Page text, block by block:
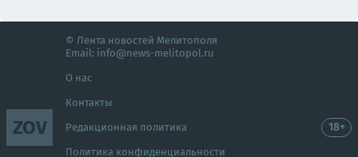
ZOV
© Лента новостей Мелитополя
Email: info@news-melitopol.ru
О нас
Контакты
Редакционная политика
Политика конфиденциальности
18+